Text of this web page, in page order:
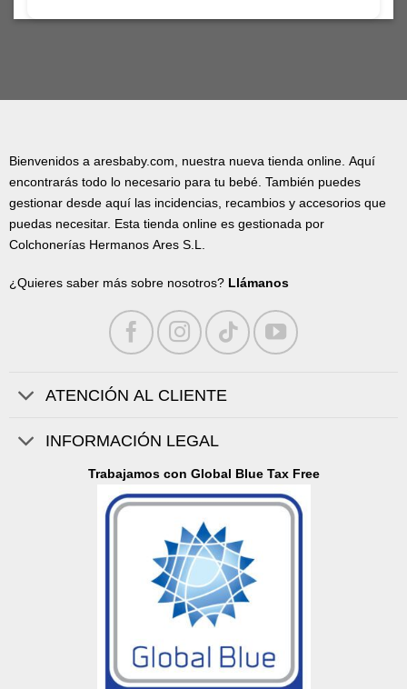
Bienvenidos a aresbaby.com, nuestra nueva tienda online. Aquí
encontrarás todo lo necesario para tu bebé. También puedes
gestionar desde aquí las incidencias, recambios y accesorios que
puedas necesitar. Esta tienda online es gestionada por
Colchonerías Hermanos Ares S.L.
¿Quieres saber más sobre nosotros? Llámanos
ATENCIÓN AL CLIENTE
INFORMACIÓN LEGAL
Trabajamos con Global Blue Tax Free